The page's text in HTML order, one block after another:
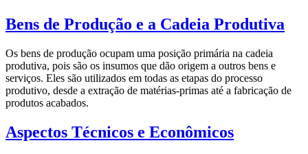
Bens de Produção e a Cadeia Produtiva
Os bens de produção ocupam uma posição primária na cadeia
produtiva, pois são os insumos que dão origem a outros bens e
serviços. Eles são utilizados em todas as etapas do processo
produtivo, desde a extração de matérias-primas até a fabricação de
produtos acabados.
Aspectos Técnicos e Econômicos